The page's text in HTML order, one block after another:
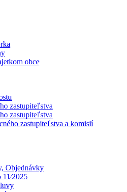
obce
zastupiteľstva
zastupiteľstva
zastupiteľstva a komisií
Objednávky